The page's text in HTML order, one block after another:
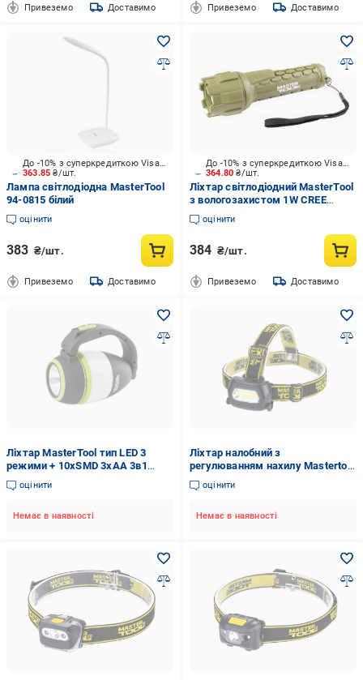
Привеземо Доставимо Привеземо Доставимо
363.85₴/шт.
До -10% з суперкредиткою Visa Вигода
Лампа світлодіодна MasterTool
94-0815 білий
оцінити
383 ₴/шт.
Привеземо Доставимо
364.80₴/шт.
До -10% з суперкредиткою Visa Вигода
Ліхтар світлодіодний MasterTool
з вологозахистом 1W CREE
LED/120 lum/6500К/120
м/IP66/2xAA/PP/PVC (94-0802)
оцінити
384 ₴/шт.
Привеземо Доставимо
Ліхтар MasterTool тип LED 3
режими + 10xSMD 3xAA 3в1
160х130х85 мм (94-0805)
оцінити
Немає в наявності
Ліхтар налобний з
регулюванням нахилу Mastertool
3 режими COB LED 3xAAA
75х46х29 мм (29395-e9632)
оцінити
Немає в наявності